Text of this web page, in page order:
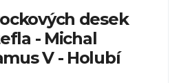
desek
- Michal
V - Holubí